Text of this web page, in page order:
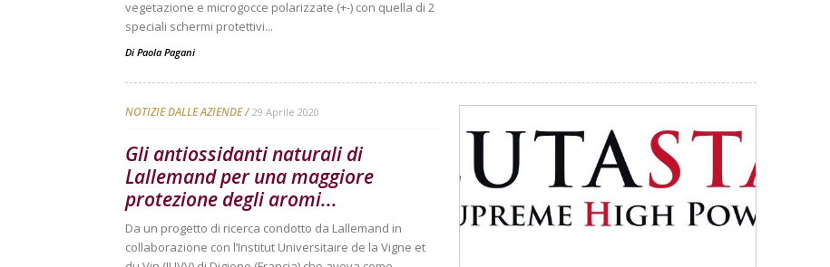
vegetazione e microgocce polarizzate (+-) con quella di 2
speciali schermi protettivi...
Di Paola Pagani
NOTIZIE DALLE AZIENDE 29 Aprile 2020
Gli antiossidanti naturali di
Lallemand per una maggiore
protezione degli aromi...
Da un progetto di ricerca condotto da Lallemand in
collaborazione con l’Institut Universitaire de la Vigne et